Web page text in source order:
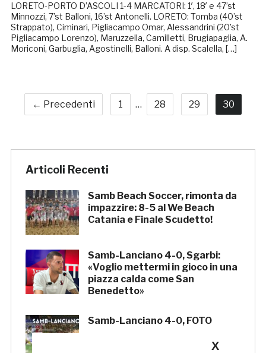
LORETO-PORTO D’ASCOLI 1-4 MARCATORI: 1′, 18′ e 47’st
Minnozzi, 7’st Balloni, 16’st Antonelli. LORETO: Tomba (40’st
Strappato), Ciminari, Pigliacampo Omar, Alessandrini (20’st
Pigliacampo Lorenzo), Maruzzella, Camilletti, Brugiapaglia, A.
Moriconi, Garbuglia, Agostinelli, Balloni. A disp. Scalella, […]
← Precedenti 1 … 28 29 30
Articoli Recenti
Samb Beach Soccer, rimonta da
impazzire: 8-5 al We Beach
Catania e Finale Scudetto!
Samb-Lanciano 4-0, Sgarbi:
«Voglio mettermi in gioco in una
piazza calda come San
Benedetto»
Samb-Lanciano 4-0, FOTO
X